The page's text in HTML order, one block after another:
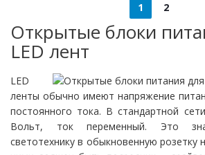
1 2
Открытые блоки
LED лент
LED
ленты обычно имеют напряжение
постоянного тока. В стандартной
Вольт, ток переменный. Это
светотехнику в обыкновенную